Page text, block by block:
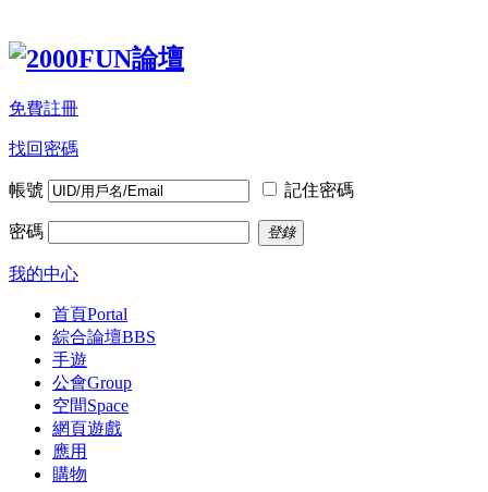
免費註冊
找回密碼
帳號 記住密碼
密碼 登錄
我的中心
首頁Portal
綜合論壇BBS
手遊
公會Group
空間Space
網頁遊戲
應用
購物